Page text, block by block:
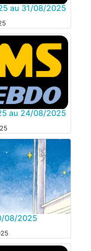
au 31/08/2025
au 24/08/2025
08/2025